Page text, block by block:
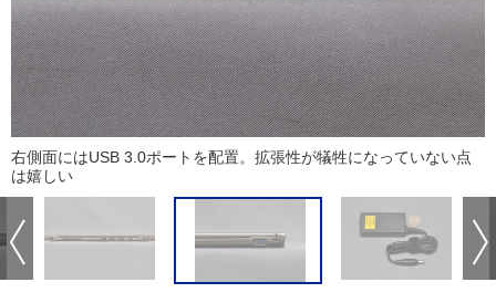
右側面にはUSB 3.0ポートを配置。拡張性が犠牲になっていない点
は嬉しい